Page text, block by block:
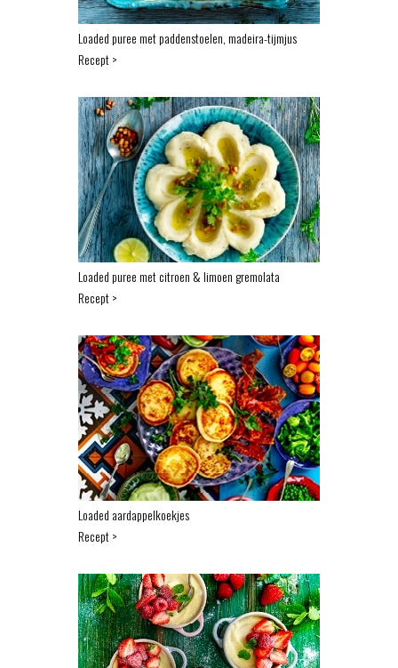
Loaded puree met paddenstoelen, madeira-tijmjus
Recept >
Loaded puree met citroen & limoen gremolata
Recept >
Loaded aardappelkoekjes
Recept >